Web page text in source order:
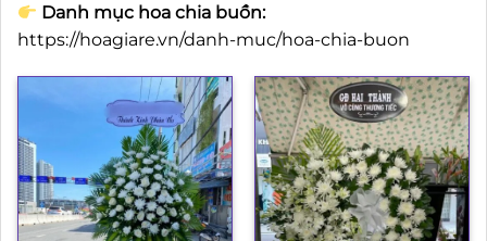
Danh mục hoa chia buồn:
https://hoagiare.vn/danh-muc/hoa-chia-buon